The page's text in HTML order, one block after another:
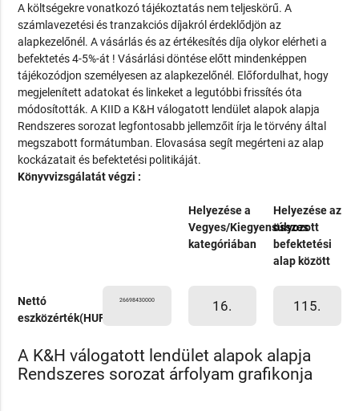
A költségekre vonatkozó tájékoztatás nem teljeskörű. A
számlavezetési és tranzakciós díjakról érdeklődjön az
alapkezelőnél. A vásárlás és az értékesítés díja olykor elérheti a
befektetés 4-5%-át ! Vásárlási döntése előtt mindenképpen
tájékozódjon személyesen az alapkezelőnél. Előfordulhat, hogy
megjelenített adatokat és linkeket a legutóbbi frissítés óta
módosították. A KIID a K&H válogatott lendület alapok alapja
Rendszeres sorozat legfontosabb jellemzőit írja le törvény által
megszabott formátumban. Elovasása segít megérteni az alap
kockázatait és befektetési politikáját.
Könyvvizsgálatát végzi :
Helyezése a
Vegyes/Kiegyensúlyozott
kategóriában
Helyezése az
összes
befektetési
alap között
Nettó
eszközérték(HUF)
26698430000 16. 115.
A K&H válogatott lendület alapok alapja
Rendszeres sorozat árfolyam grafikonja